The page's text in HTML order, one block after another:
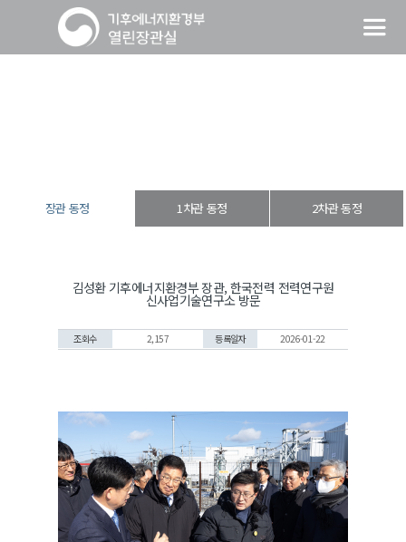
장관 동정 1차관 동정 2차관 동정
김성환 기후에너지환경부 장관, 한국전력 전력연구원
신사업기술연구소 방문
조회수 2,157 등록일자 2026-01-22